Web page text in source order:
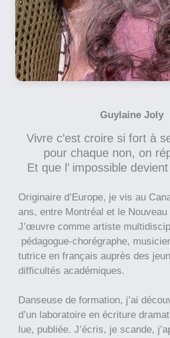
Guylaine Joly
Vivre c’est croire si fort à
pour chaque non, on
Et que l’ impossible
Originaire d’Europe, je vis au
ans, entre Montréal et le
J’œuvre comme artiste
pédagogue-chorégraphe,
tutrice en français auprès des
difficultés académiques.
Danseuse de formation, j’ai
d’un laboratoire en écriture
lue, publiée. J’écris, je scande,